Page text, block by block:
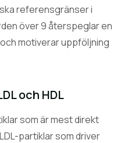
referensgränser i
över 9 återspeglar en
motiverar uppföljning
och HDL
som är mest direkt
partiklar som driver